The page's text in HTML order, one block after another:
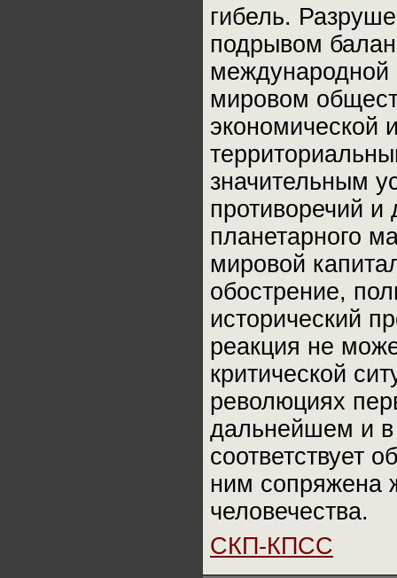
гибель.
подрывом
международной
мировом
экономической
значительным
противоречий
планетарного
мировой
обострение,
исторический
реакция не
критической
революциях
дальнейшем и в
соответствует
ним сопряжена
человечества.
СКП-КПСС